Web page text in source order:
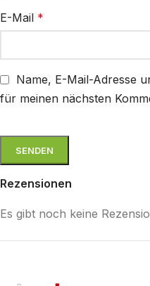
Rezensionen
Es gibt noch keine
E-Mail *
Name, E-Mail-Adresse
für meinen nächsten